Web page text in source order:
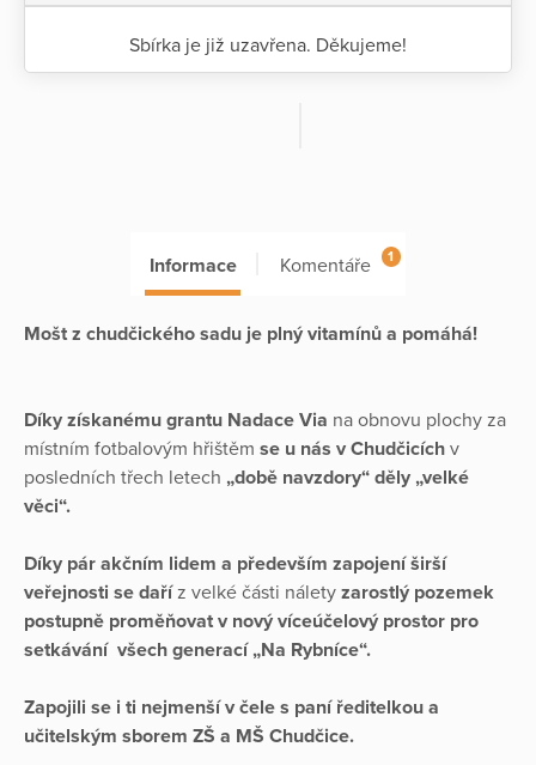
Sbírka je již uzavřena. Děkujeme!
Informace Komentáře 1
Mošt z chudčického sadu je plný vitamínů a pomáhá!
Díky získanému grantu Nadace Via na obnovu plochy za
místním fotbalovým hřištěm se u nás v Chudčicích v
posledních třech letech „době navzdory“ děly „velké
věci“.
Díky pár akčním lidem a především zapojení širší
veřejnosti se daříz velké části nálety zarostlý pozemek
postupně proměňovat v nový víceúčelový prostor pro
setkávání všech generací „Na Rybníce“.
Zapojili se i ti nejmenší v čele s paní ředitelkou a
učitelským sborem ZŠ a MŠ Chudčice.